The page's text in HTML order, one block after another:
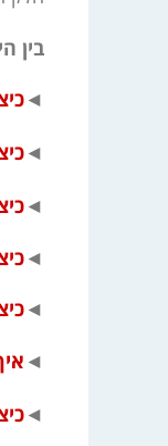
בין
◄
◄
◄
◄
◄
◄
◄